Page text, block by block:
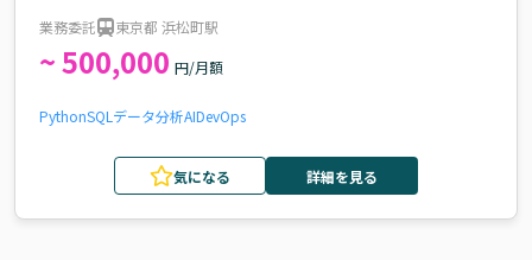
業務委託 東京都 浜松町駅
~ 500,000 円/月額
PythonSQL データ分析AIDevOps
気になる 詳細を見る